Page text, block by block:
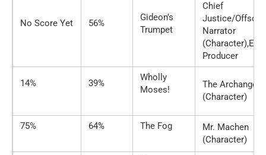
No Score Yet 56%
Gideon’s
Trumpet
Chief
Justice/
Narrator
Producer
14% 39%
Wholly
Moses!
The Archangel
(Character)
75% 64% The Fog
Mr. Machen
(Character)